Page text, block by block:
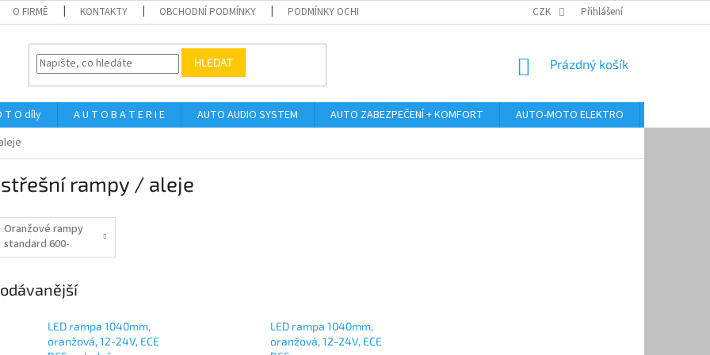
O FIRMĚ KONTAKTY OBCHODNÍ PODMÍNKY PODMÍNKY OCHRANY OSOBNÍCH ÚDAJŮ ODSTOUPENÍ OD KUPNÍ SMLOUVY
CZK Přihlášení
HLEDAT
NÁKUPNÍ
Prázdný košík
T O díly A U T O B A T E R I E AUTO AUDIO SYSTEM AUTO ZABEZPEČENÍ + KOMFORT AUTO-MOTO ELEKTRO
střešní rampy / aleje
Oranžové rampy
standard 600-
1530 mm
LED rampa 1040mm,
oranžová, 12-24V, ECE
LED rampa 1040mm,
oranžová, 12-24V, ECE